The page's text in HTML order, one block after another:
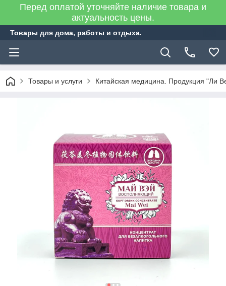
Перед оплатой уточняйте наличие товара и
актуальность цены.
Товары для дома, работы и отдыха.
Товары и услуги Китайская медицина. Продукция "Ли